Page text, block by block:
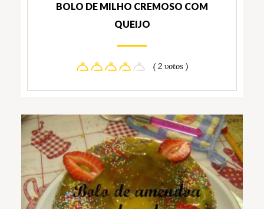
BOLO DE MILHO CREMOSO COM
QUEIJO
( 2 votos )